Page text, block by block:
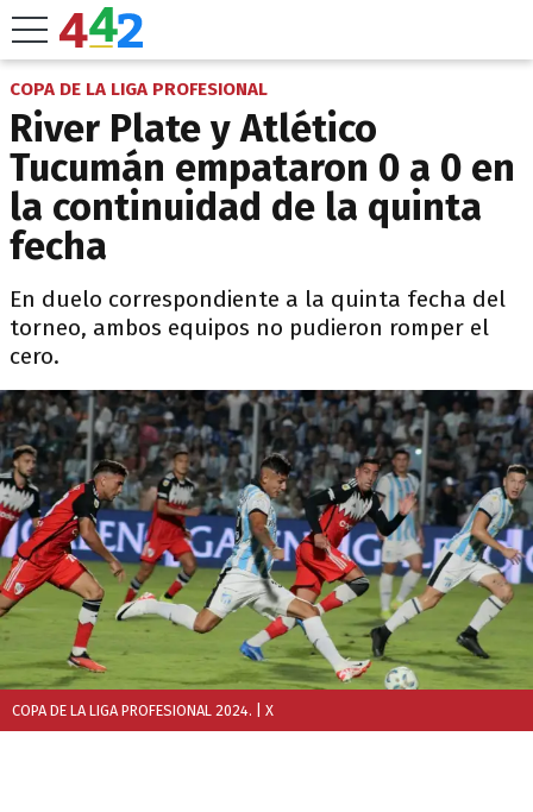
COPA DE LA LIGA PROFESIONAL
River Plate y Atlético
Tucumán empataron 0 a 0 en
la continuidad de la quinta
fecha
En duelo correspondiente a la quinta fecha del
torneo, ambos equipos no pudieron romper el
cero.
COPA DE LA LIGA PROFESIONAL 2024. | X